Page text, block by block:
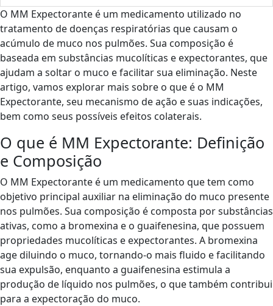
O MM Expectorante é um medicamento utilizado no
tratamento de doenças respiratórias que causam o
acúmulo de muco nos pulmões. Sua composição é
baseada em substâncias mucolíticas e expectorantes, que
ajudam a soltar o muco e facilitar sua eliminação. Neste
artigo, vamos explorar mais sobre o que é o MM
Expectorante, seu mecanismo de ação e suas indicações,
bem como seus possíveis efeitos colaterais.
O que é MM Expectorante: Definição
e Composição
O MM Expectorante é um medicamento que tem como
objetivo principal auxiliar na eliminação do muco presente
nos pulmões. Sua composição é composta por substâncias
ativas, como a bromexina e o guaifenesina, que possuem
propriedades mucolíticas e expectorantes. A bromexina
age diluindo o muco, tornando-o mais fluido e facilitando
sua expulsão, enquanto a guaifenesina estimula a
produção de líquido nos pulmões, o que também contribui
para a expectoração do muco.